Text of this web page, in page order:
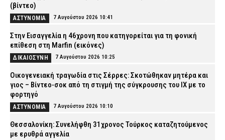
(βίντεο)
ΑΣΤΥΝΟΜΙΑ 7 Αυγούστου 2026 10:41
Στην Εισαγγελία η 46χρονη που κατηγορείται για τη φονική
επίθεση στη Marfin (εικόνες)
ΔΙΚΑΙΟΣΥΝΗ 7 Αυγούστου 2026 10:25
Οικογενειακή τραγωδία στις Σέρρες: Σκοτώθηκαν μητέρα και
γιος – Βίντεο-σοκ από τη στιγμή της σύγκρουσης του ΙΧ με το
φορτηγό
ΑΣΤΥΝΟΜΙΑ 7 Αυγούστου 2026 10:10
Θεσσαλονίκη: Συνελήφθη 31χρονος Τούρκος καταζητούμενος
με ερυθρά αγγελία